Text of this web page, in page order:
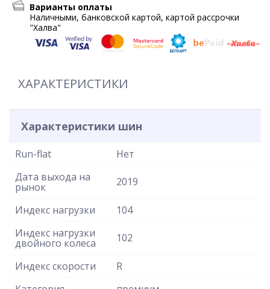
Варианты оплаты
Наличными, банковской картой, картой рассрочки
"Халва"
ХАРАКТЕРИСТИКИ
Характеристики шин
Run-flat
Нет
Дата выхода на
рынок 2019
Индекс нагрузки
104
Индекс нагрузки
двойного колеса 102
Индекс скорости
R